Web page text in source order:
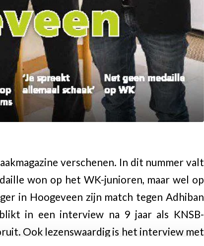
verschenen. In dit nummer valt
won op het WK-junioren, maar wel op
in Hoogeveen zijn match tegen Adhiban
in een interview na 9 jaar als KNSB-
Ook lezenswaardig is het interview met